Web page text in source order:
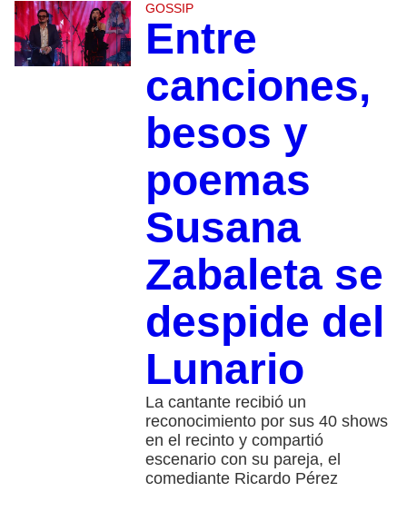
GOSSIP
Entre
canciones,
besos y
poemas
Susana
Zabaleta se
despide del
Lunario
La cantante recibió un
reconocimiento por sus 40 shows
en el recinto y compartió
escenario con su pareja, el
comediante Ricardo Pérez